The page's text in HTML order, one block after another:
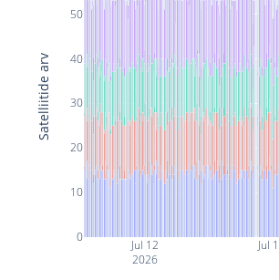
Jul 12
2026
Jul
0
10
20
30
40
50
Satelliitide arv